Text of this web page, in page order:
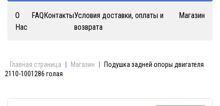
О
Нас
FAQКонтактыУсловия доставки, оплаты и
возврата
Магазин
Главная страница Магазин
Подушка задней опоры двигателя
2110-1001286 голая